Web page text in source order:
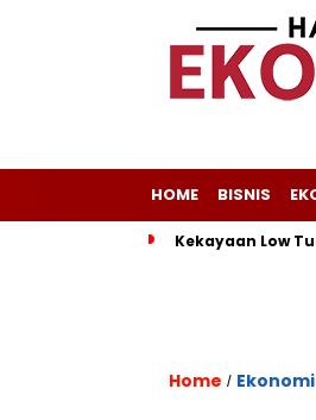
HOME BISNIS
Kekayaan Low
Home / Ekonomi